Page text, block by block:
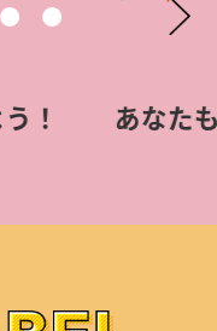
あなたも、